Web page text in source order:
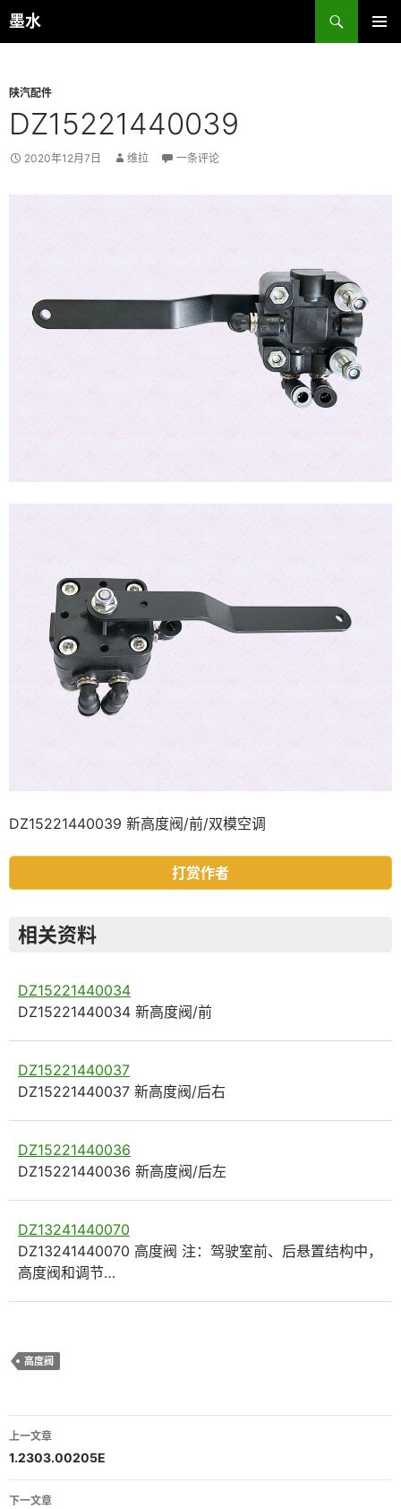
跳
至
墨水
搜
索
陕汽配件
DZ15221440039
2020年12月7日 维拉 一条评论
DZ15221440039 新高度阀/前/双模空调
打赏作者
相关资料
DZ15221440034
DZ15221440034 新高度阀/前
DZ15221440037
DZ15221440037 新高度阀/后右
DZ15221440036
DZ15221440036 新高度阀/后左
DZ13241440070
DZ13241440070 高度阀 注：驾驶室前、后悬置结构中，
高度阀和调节…
高度阀
文
章
导
上一文章
1.2303.00205E
下一文章